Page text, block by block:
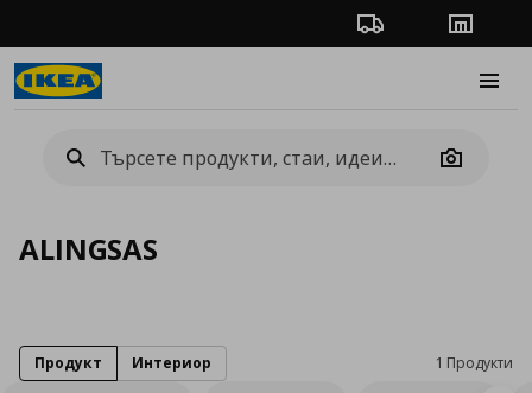
Проследяване на
Camera
ALINGSAS
1 Продукти
Продукт Интериор